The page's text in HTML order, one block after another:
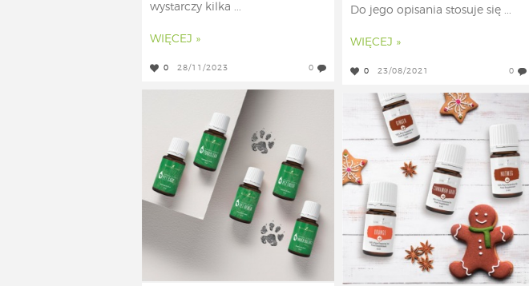
wystarczy kilka ...
WIĘCEJ »
0 28/11/2023 0
Do jego opisania stosuje się ...
WIĘCEJ »
0 23/08/2021 0